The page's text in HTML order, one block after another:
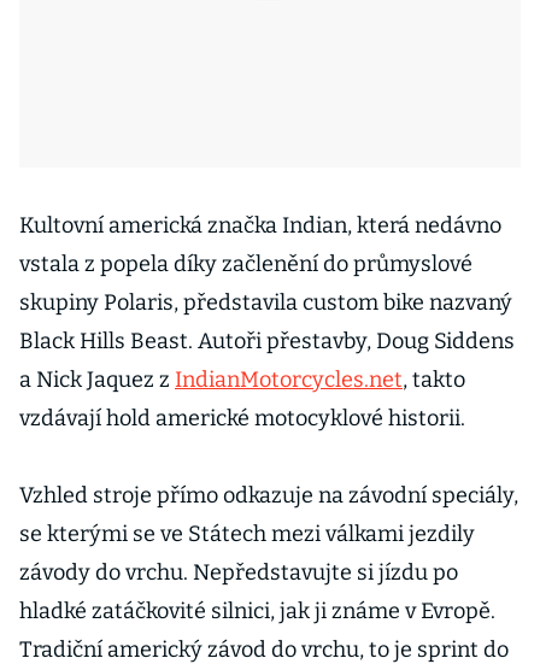
Kultovní americká značka Indian, která nedávno
vstala z popela díky začlenění do průmyslové
skupiny Polaris, představila custom bike nazvaný
Black Hills Beast. Autoři přestavby, Doug Siddens
a Nick Jaquez z IndianMotorcycles.net, takto
vzdávají hold americké motocyklové historii.
Vzhled stroje přímo odkazuje na závodní speciály,
se kterými se ve Státech mezi válkami jezdily
závody do vrchu. Nepředstavujte si jízdu po
hladké zatáčkovité silnici, jak ji známe v Evropě.
Tradiční americký závod do vrchu, to je sprint do